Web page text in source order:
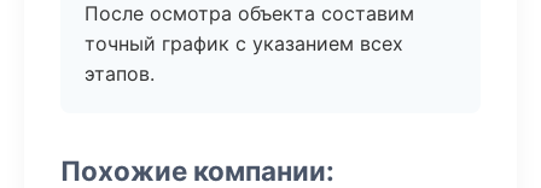
После осмотра объекта составим
точный график с указанием всех
этапов.
Похожие компании: